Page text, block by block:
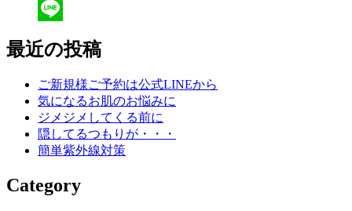
Twitter
最近の投稿
ご新規様ご予約は公式LINEから
気になるお肌のお悩みに
ジメジメしてくる前に
隠してるつもりが・・・
簡単紫外線対策
Category